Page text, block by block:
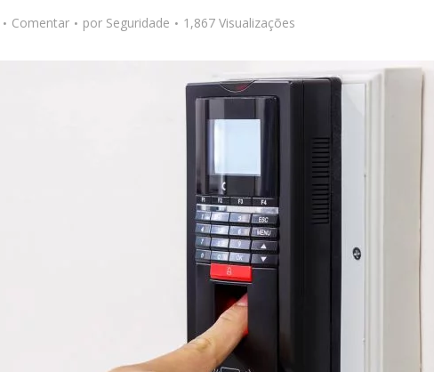
Comentar por Seguridade 1,867 Visualizações